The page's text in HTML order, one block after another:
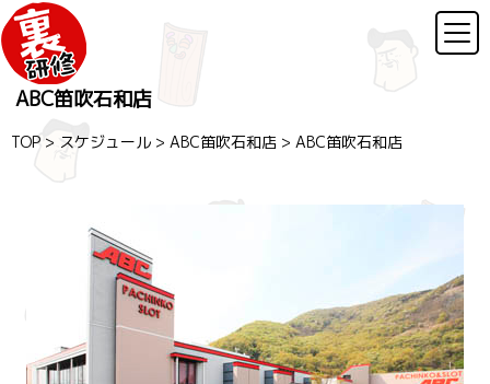
ABC笛吹石和店
TOP > スケジュール > ABC笛吹石和店 > ABC笛吹石和店